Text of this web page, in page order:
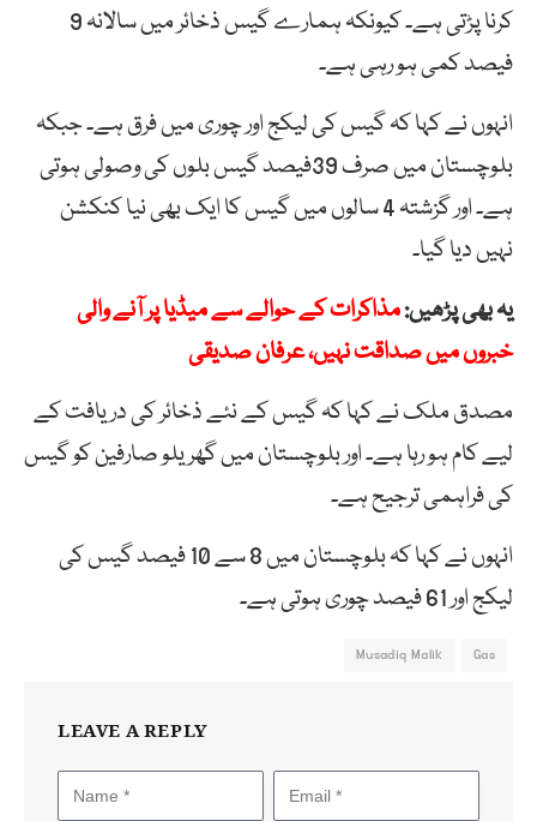
کرنا پڑتی ہے۔ کیونکہ ہمارے گیس ذخائر میں سالانہ 9
فیصد کمی ہو رہی ہے۔
انہوں نے کہا کہ گیس کی لیکج اور چوری میں فرق ہے۔ جبکہ
بلوچستان میں صرف 39فیصد گیس بلوں کی وصولی ہوتی
ہے۔ اور گزشتہ 4 سالوں میں گیس کا ایک بھی نیا کنکشن
نہیں دیا گیا۔
یہ بھی پڑھیں:مذاکرات کے حوالے سے میڈیا پر آنے والی
خبروں میں صداقت نہیں، عرفان صدیقی
مصدق ملک نے کہا کہ گیس کے نئے ذخائر کی دریافت کے
لیے کام ہو رہا ہے۔ اور بلوچستان میں گھریلو صارفین کو گیس
کی فراہمی ترجیح ہے۔
انہوں نے کہا کہ بلوچستان میں 8 سے 10 فیصد گیس کی
لیکج اور 61 فیصد چوری ہوتی ہے۔
Gas
Musadiq Malik
LEAVE A REPLY